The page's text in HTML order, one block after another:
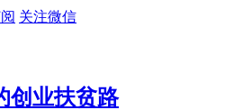
关注微信
创业扶贫路